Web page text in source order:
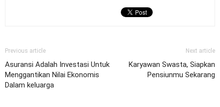
Previous article
Asuransi Adalah Investasi Untuk
Menggantikan Nilai Ekonomis
Dalam keluarga
Next article
Karyawan Swasta, Siapkan
Pensiunmu Sekarang